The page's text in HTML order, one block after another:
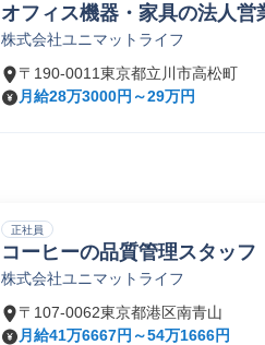
オフィス機器・家具の法人営
株式会社ユニマットライフ
〒190-0011東京都立川市高松町
月給28万3000円～29万円
正社員
コーヒーの品質管理スタッフ
株式会社ユニマットライフ
〒107-0062東京都港区南青山
月給41万6667円～54万1666円